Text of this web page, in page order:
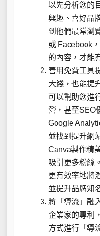
以先分析您的
興趣、喜好品
到他們最常瀏
或 Facebook
的內容，才能
善用免費工具
大錢，也能提
可以幫助您進
營，甚至SEO
Google
並找到提升網
Canva製作精
吸引更多粉絲
更有效率地將
並提升品牌知
將「導流」融
企業家的專利
方式進行「導